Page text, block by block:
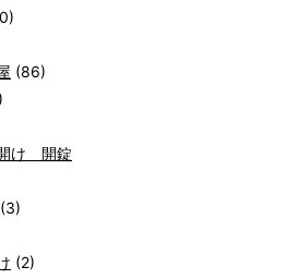
(86)
け 開錠
(3)
(2)